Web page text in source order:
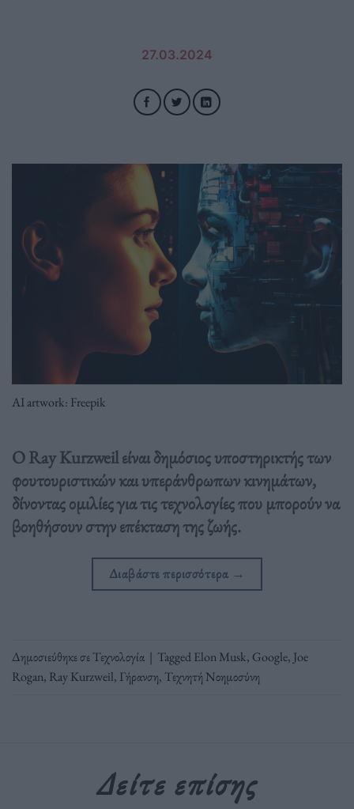
27.03.2024
AI artwork: Freepik
Ο Ray Kurzweil είναι δημόσιος υποστηρικτής των
φουτουριστικών και υπεράνθρωπων κινημάτων,
δίνοντας ομιλίες για τις τεχνολογίες που μπορούν να
βοηθήσουν στην επέκταση της ζωής.
Διαβάστε περισσότερα →
Δημοσιεύθηκε σεΤεχνολογία | TaggedElon Musk, Google, Joe
Rogan, Ray Kurzweil, Γήρανση, Τεχνητή Νοημοσύνη
Δείτε επίσης